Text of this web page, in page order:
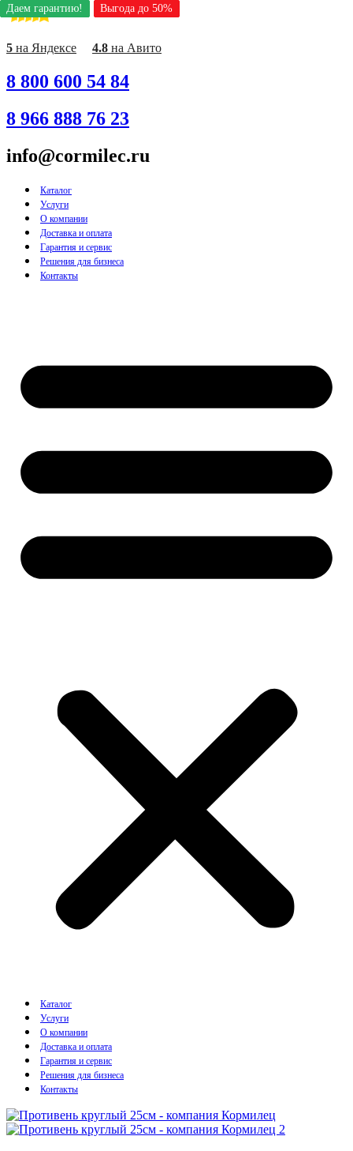
Перейти
к
содержимому
5 на Яндексе 4.8 на Авито
8 800 600 54 84
8 966 888 76 23
info@cormilec.ru
Каталог
Услуги
О компании
Доставка и оплата
Гарантия и сервис
Решения для бизнеса
Контакты
Каталог
Услуги
О компании
Доставка и оплата
Гарантия и сервис
Решения для бизнеса
Контакты
Даем гарантию! Выгода до 50%
Даем гарантию! Выгода до 50%
Даем гарантию! Выгода до 50%
Даем гарантию! Выгода до 50%
Даем гарантию! Выгода до 50%